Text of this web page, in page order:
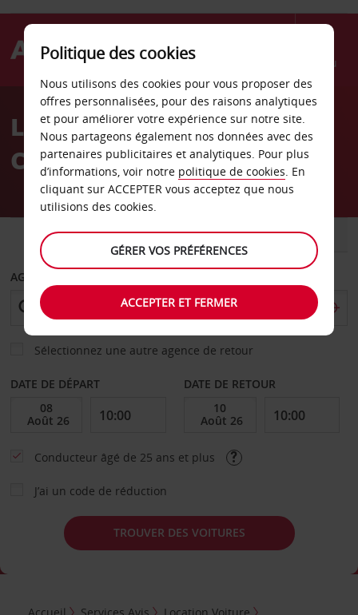
Menu
AvisLocation de voitures au
Canada
VOITURE UTILITAIRE
AGENCE DE DÉPART
Sélectionnez une autre agence de retour
DATE DE DÉPART DATE DE RETOUR
Conducteur âgé de 25 ans et plus
J’ai un code de réduction
TROUVER DES VOITURES
Politique des cookies
Nous utilisons des cookies pour vous proposer des
offres personnalisées, pour des raisons analytiques
et pour améliorer votre expérience sur notre site.
Nous partageons également nos données avec des
partenaires publicitaires et analytiques. Pour plus
d’informations, voir notre politique de cookies. En
cliquant sur ACCEPTER vous acceptez que nous
utilisions des cookies.
GÉRER VOS PRÉFÉRENCES
ACCEPTER ET FERMER